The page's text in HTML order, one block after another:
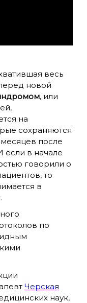
весь
новой
, или
на
сохраняются
после
если в начале
говорили о
то
в
по
Черская
наук,